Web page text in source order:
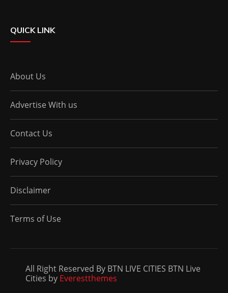
QUICK LINK
About Us
Advertise With us
Contact Us
Privacy Policy
Disclaimer
Terms of Use
All Right Reserved By BTN LIVE CITIES BTN Live
Cities by Everestthemes